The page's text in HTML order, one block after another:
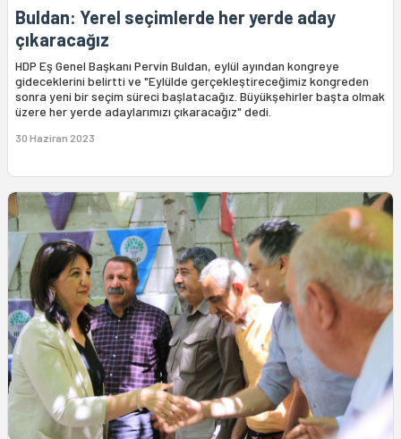
Buldan: Yerel seçimlerde her yerde aday
çıkaracağız
HDP Eş Genel Başkanı Pervin Buldan, eylül ayından kongreye
gideceklerini belirtti ve "Eylülde gerçekleştireceğimiz kongreden
sonra yeni bir seçim süreci başlatacağız. Büyükşehirler başta olmak
üzere her yerde adaylarımızı çıkaracağız" dedi.
30 Haziran 2023